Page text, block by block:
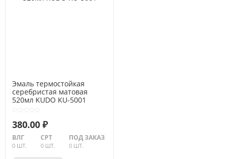
Эмаль термостойкая
серебристая матовая
520мл KUDO KU-5001
380.00 ₽
ВЛГ
0 ШТ.
СРТ
0 ШТ.
ПОД ЗАКАЗ
0 ШТ.